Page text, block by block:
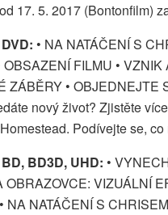
od 17. 5. 2017 (Bontonfilm)
• NA NATÁČENÍ S
OBSAZENÍ FILMU • VZNIK
ZÁBĚRY • OBJEDNEJTE
nový život? Zjistěte
Podívejte se, co
BD3D, UHD: •
OBRAZOVCE: VIZUÁLNÍ
NA NATÁČENÍ S